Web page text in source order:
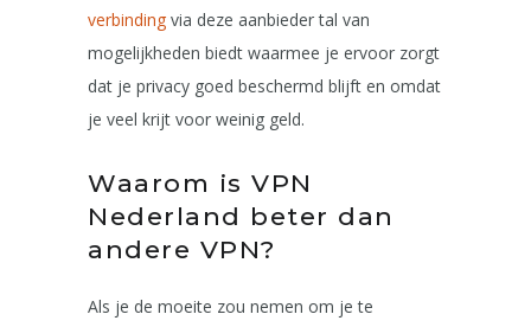
verbinding via deze aanbieder tal van
mogelijkheden biedt waarmee je ervoor zorgt
dat je privacy goed beschermd blijft en omdat
je veel krijt voor weinig geld.
Waarom is VPN
Nederland beter dan
andere VPN?
Als je de moeite zou nemen om je te